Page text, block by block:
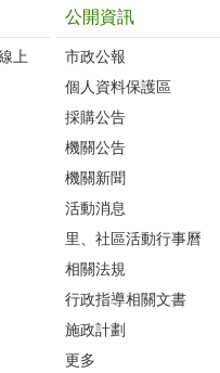
上
公開資訊
市政公報
個人資料保護區
採購公告
機關公告
機關新聞
活動消息
里、社區活動行事曆
相關法規
行政指導相關文書
施政計劃
更多